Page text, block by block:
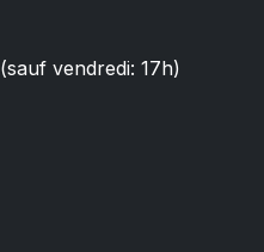
(sauf vendredi: 17h)